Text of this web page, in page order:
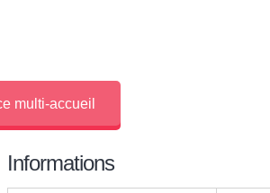
multi-accueil
Informations